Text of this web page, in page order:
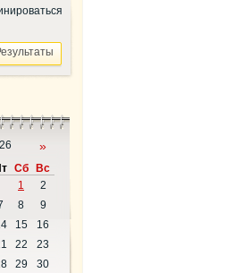
»
Сб
Вс
1
2
8
9
15
16
22
23
29 30